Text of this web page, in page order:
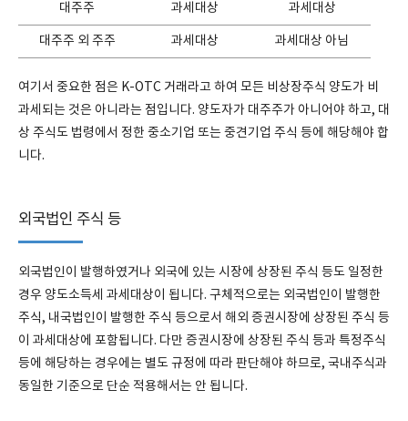
대주주 과세대상 과세대상
대주주 외 주주 과세대상 과세대상 아님
여기서 중요한 점은 K-OTC 거래라고 하여 모든 비상장주식 양도가 비
과세되는 것은 아니라는 점입니다. 양도자가 대주주가 아니어야 하고, 대
상 주식도 법령에서 정한 중소기업 또는 중견기업 주식 등에 해당해야 합
니다.
외국법인 주식 등
외국법인이 발행하였거나 외국에 있는 시장에 상장된 주식 등도 일정한
경우 양도소득세 과세대상이 됩니다. 구체적으로는 외국법인이 발행한
주식, 내국법인이 발행한 주식 등으로서 해외 증권시장에 상장된 주식 등
이 과세대상에 포함됩니다. 다만 증권시장에 상장된 주식 등과 특정주식
등에 해당하는 경우에는 별도 규정에 따라 판단해야 하므로, 국내주식과
동일한 기준으로 단순 적용해서는 안 됩니다.